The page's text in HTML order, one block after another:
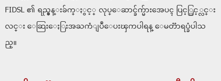
FIDSL ၏ ရည္မွန္းခ်က္ႏွင့္ လုပ္ေဆာင္ခ်က္မ်ားအေပၚ ပြင့္ပြင့္လင္း
လင္း ေဆြးေႏြးအႀကံျပဳေပးၾကပါရန္ ေမတၱာရပ္ခံပါသ
ည္။